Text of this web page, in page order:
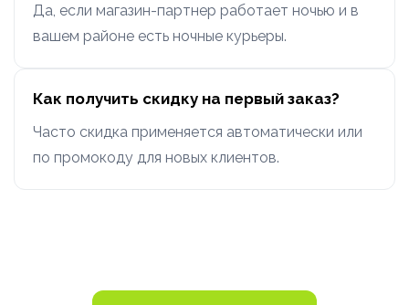
Да, если магазин-партнер работает ночью и в
вашем районе есть ночные курьеры.
Как получить скидку на первый заказ?
Часто скидка применяется автоматически или
по промокоду для новых клиентов.